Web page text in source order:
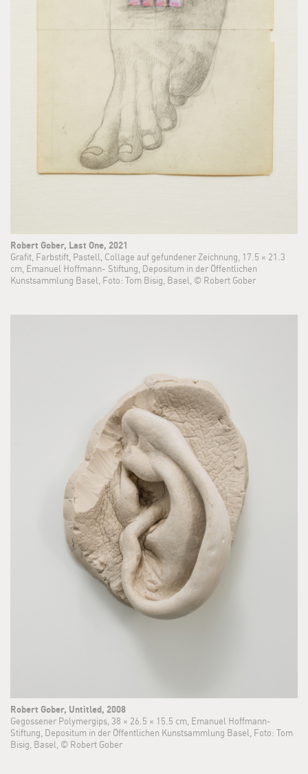
Robert Gober, Last One, 2021
Grafit, Farbstift, Pastell, Collage auf gefundener Zeichnung, 17.5 × 21.3
cm, Emanuel Hoffmann- Stiftung, Depositum in der Öffentlichen
Kunstsammlung Basel, Foto: Tom Bisig, Basel, © Robert Gober
Robert Gober, Untitled, 2008
Gegossener Polymergips, 38 × 26.5 × 15.5 cm, Emanuel Hoffmann-
Stiftung, Depositum in der Öffentlichen Kunstsammlung Basel, Foto: Tom
Bisig, Basel, © Robert Gober